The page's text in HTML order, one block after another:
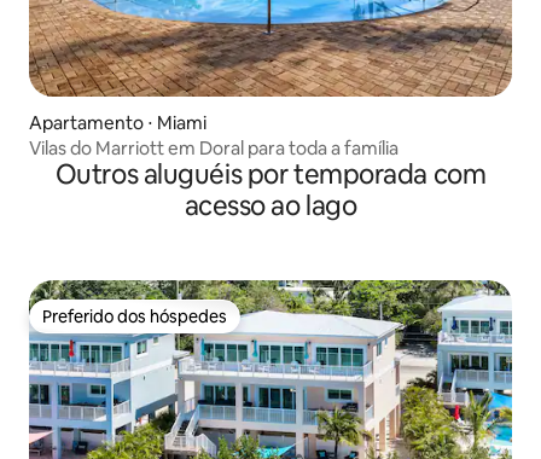
Apartamento ⋅ Miami
Vilas do Marriott em Doral para toda a família
Outros aluguéis por temporada com
acesso ao lago
Preferido dos hóspedes
Preferido dos hóspedes